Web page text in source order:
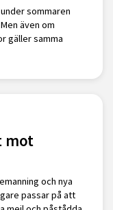
sommaren
även om
gäller samma
mot
och nya
passar på att